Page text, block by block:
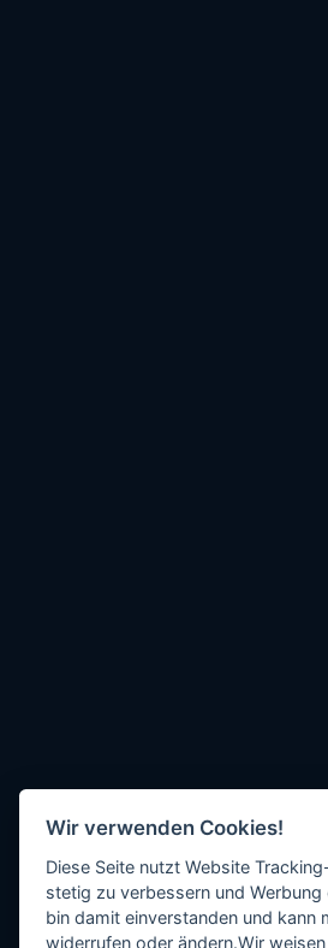
Wir verwenden Cookies!
Diese Seite nutzt Website
stetig zu verbessern und
bin damit einverstanden und kann
widerrufen oder ändern.Wir